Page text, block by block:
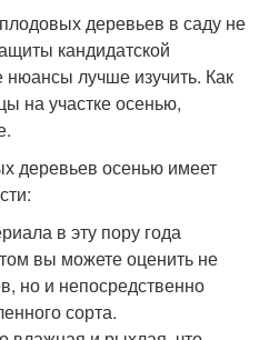
деревьев в саду не
кандидатской
лучше изучить. Как
на участке осенью,
деревьев осенью имеет
в эту пору года
вы можете оценить не
но и непосредственно
сорта.